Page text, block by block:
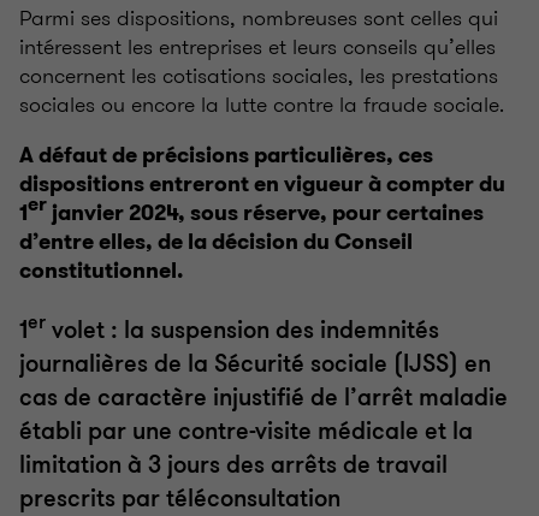
Parmi ses dispositions, nombreuses sont celles qui
intéressent les entreprises et leurs conseils qu’elles
concernent les cotisations sociales, les prestations
sociales ou encore la lutte contre la fraude sociale.
A défaut de précisions particulières, ces
dispositions entreront en vigueur à compter du
1er janvier 2024, sous réserve, pour certaines
d’entre elles, de la décision du Conseil
constitutionnel.
1er volet : la suspension des indemnités
journalières de la Sécurité sociale (IJSS) en
cas de caractère injustifié de l’arrêt maladie
établi par une contre-visite médicale et la
limitation à 3 jours des arrêts de travail
prescrits par téléconsultation